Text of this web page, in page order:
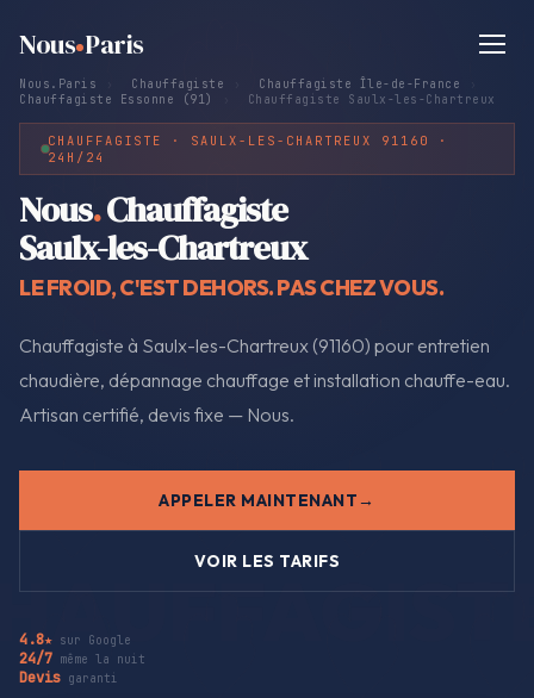
Nous Paris
Nous.Paris Chauffagiste Chauffagiste Île-de-France
Chauffagiste Essonne (91)
Chauffagiste Saulx-les-Chartreux
CHAUFFAGISTE · SAULX-LES-CHARTREUX 91160 ·
24H/24
Nous.Chauffagiste
Saulx-les-Chartreux
LE FROID, C'EST DEHORS. PAS CHEZ VOUS.
Chauffagiste à Saulx-les-Chartreux (91160) pour entretien
chaudière, dépannage chauffage et installation chauffe-eau.
Artisan certifié, devis fixe — Nous.
APPELER MAINTENANT
VOIR LES TARIFS
4.8★ sur Google
24/7 même la nuit
Devis garanti